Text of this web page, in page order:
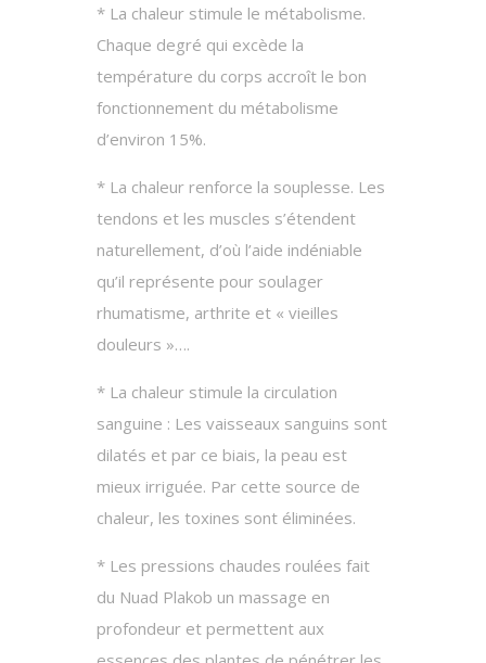
* La chaleur stimule le métabolisme.
Chaque degré qui excède la
température du corps accroît le bon
fonctionnement du métabolisme
d’environ 15%.
* La chaleur renforce la souplesse. Les
tendons et les muscles s’étendent
naturellement, d’où l’aide indéniable
qu’il représente pour soulager
rhumatisme, arthrite et « vieilles
douleurs »….
* La chaleur stimule la circulation
sanguine : Les vaisseaux sanguins sont
dilatés et par ce biais, la peau est
mieux irriguée. Par cette source de
chaleur, les toxines sont éliminées.
* Les pressions chaudes roulées fait
du Nuad Plakob un massage en
profondeur et permettent aux